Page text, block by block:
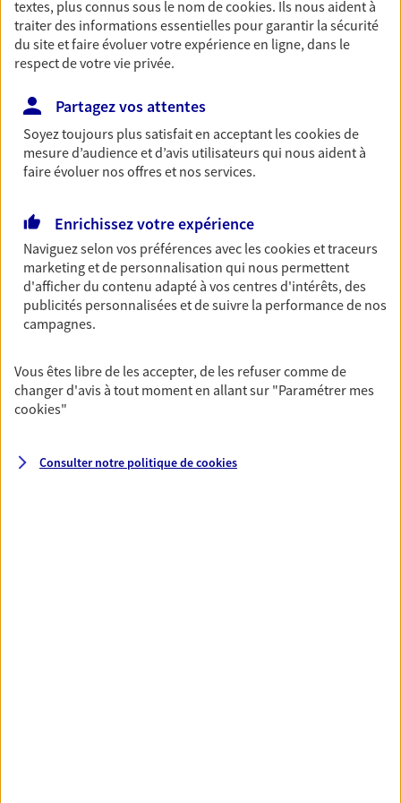
NOUS CONTACTER
Retraite
Préparez sereinement ce nouveau chapitre de
votre vie avec les conseils d'un expert. Découvrez
notre nouvelle solution PER (Plan Epargne
Découvrir l'offre Retraite
NOUS CONTACTER
Prévoyance du dirigeant
vos proches à l’abri de potentielles difficultés
financières en cas d'incapacité totale sur une
période temporaire, d'invalidité ou de décès.
textes, plus connus sous le nom decookies. Ils nous aident à
traiter des informations essentielles pour garantir la sécurité
du site et faire évoluer votre expérience en ligne, dans le
respect de votre vie privée.
Partagez vos attentes
Soyez toujours plus satisfait en acceptant lescookiesde
mesure d’audience et d’avis utilisateurs qui nous aident à
faire évoluer nos offres et nos services.
Enrichissez votre expérience
Naviguez selon vos préférences avec lescookies et traceurs
marketing et de personnalisation qui nous permettent
d'afficher du contenu adapté à vos centres d'intérêts, des
publicités personnalisées et de suivre la performance de nos
campagnes.
Vous êtes libre de les accepter, de les refuser comme de
changer d'avis à tout moment en allant sur "Paramétrer mes
cookies"
Consulter notre politique decookies